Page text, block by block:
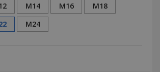
M14 M16
M18
M24